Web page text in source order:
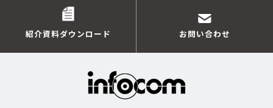
紹介資料ダウンロード お問い合わせ